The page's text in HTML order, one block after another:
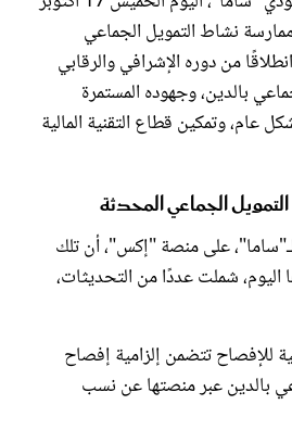
نشاط التمويل الجماعي
من دوره الإشرافي والرقابي
بالدين، وجهوده المستمرة
عام، وتمكين قطاع التقنية المالية
الجماعي المحدثة
على منصة "إكس"، أن تلك
اليوم، شملت عددًا من التحديثات،
للإفصاح تتضمن إلزامية إفصاح
بالدين عبر منصتها عن نسب
غلاف رفمي